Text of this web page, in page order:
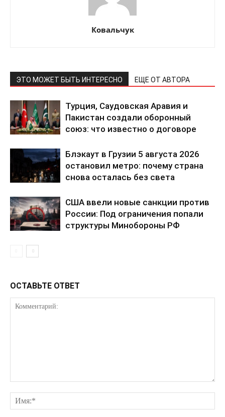
О нас
Связаться с нами
Политика конфиденциальности
Отказ от ответственности
Мой аккаунт
Реклама
Ковальчук
ЭТО МОЖЕТ БЫТЬ ИНТЕРЕСНО ЕЩЕ ОТ АВТОРА
Турция, Саудовская Аравия и
Пакистан создали оборонный
союз: что известно о договоре
Блэкаут в Грузии 5 августа 2026
остановил метро: почему страна
снова осталась без света
США ввели новые санкции против
России: Под ограничения попали
структуры Минобороны РФ
ОСТАВЬТЕ ОТВЕТ